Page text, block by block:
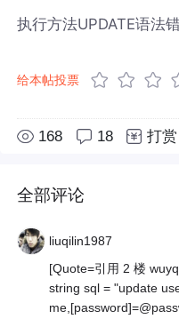
执行方法UPDATE语法
给本帖投票
168 18 打赏
全部评论
liuqilin1987
[Quote=引用 2 楼
string sql = "update